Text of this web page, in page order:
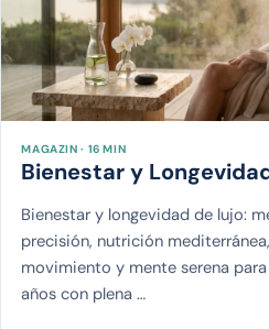
MAGAZIN · 16 MIN
Bienestar y
Bienestar y longevidad de lujo:
precisión, nutrición
movimiento y mente serena
años con plena …